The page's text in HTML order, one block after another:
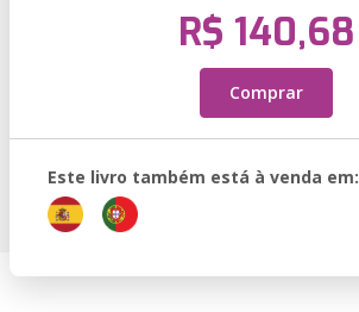
R$ 140,68
Comprar
Este livro também está à venda em: